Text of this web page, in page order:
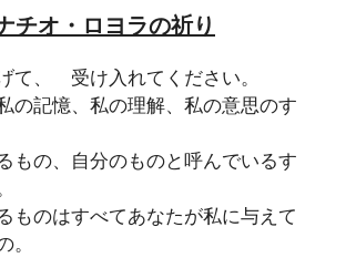
チオ・ロヨラの祈り
て、 受け入れてください。
の記憶、私の理解、私の意思のす
もの、自分のものと呼んでいるす
ものはすべてあなたが私に与えて
。